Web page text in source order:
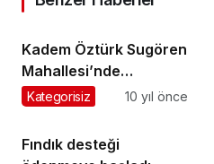
Kadem Öztürk Sugören
Mahallesi’nde
ebediyete uğurlandı
Kategorisiz 10 yıl önce
Fındık desteği